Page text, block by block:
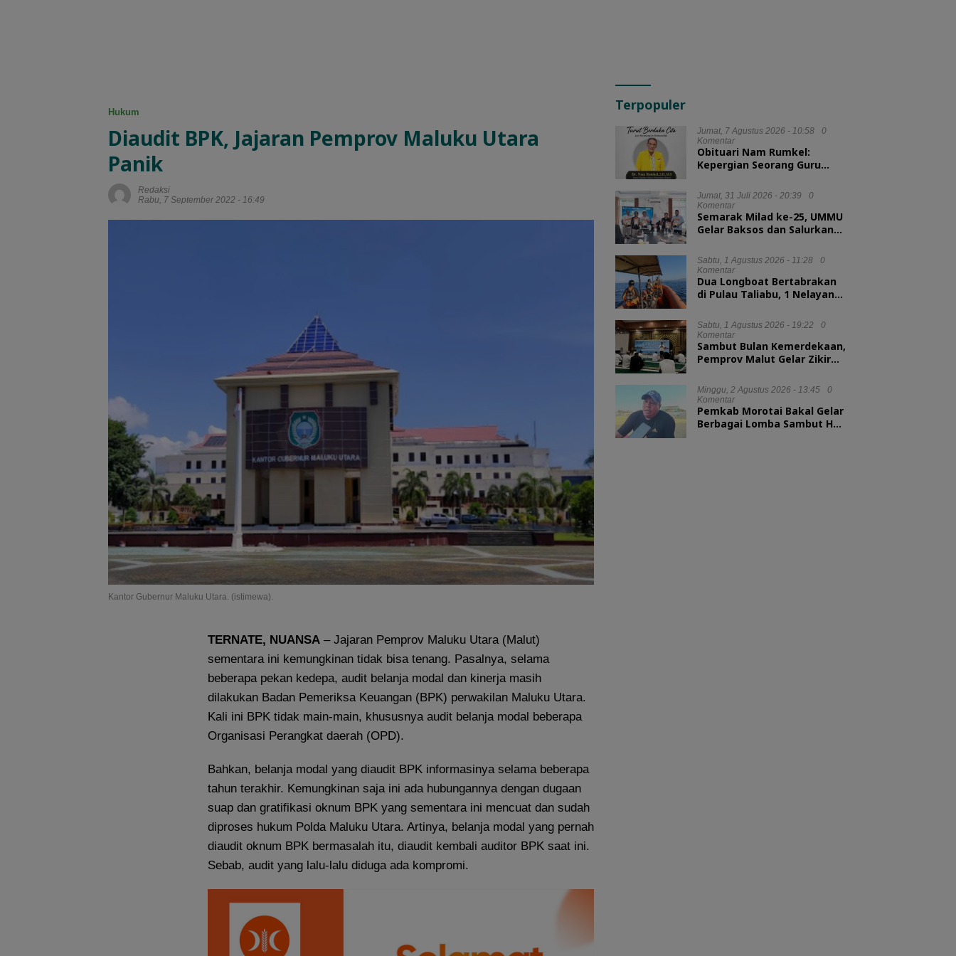
Hukum
Diaudit BPK, Jajaran Pemprov Maluku Utara
Panik
Redaksi
Rabu, 7 September 2022 - 16:49
Kantor Gubernur Maluku Utara. (istimewa).
TERNATE, NUANSA – Jajaran Pemprov Maluku Utara (Malut)
sementara ini kemungkinan tidak bisa tenang. Pasalnya, selama
beberapa pekan kedepa, audit belanja modal dan kinerja masih
dilakukan Badan Pemeriksa Keuangan (BPK) perwakilan Maluku Utara.
Kali ini BPK tidak main-main, khususnya audit belanja modal beberapa
Organisasi Perangkat daerah (OPD).
Bahkan, belanja modal yang diaudit BPK informasinya selama beberapa
tahun terakhir. Kemungkinan saja ini ada hubungannya dengan dugaan
suap dan gratifikasi oknum BPK yang sementara ini mencuat dan sudah
diproses hukum Polda Maluku Utara. Artinya, belanja modal yang pernah
diaudit oknum BPK bermasalah itu, diaudit kembali auditor BPK saat ini.
Sebab, audit yang lalu-lalu diduga ada kompromi.
Terpopuler
Jumat, 7 Agustus 2026 - 10:58
0
Komentar
Obituari Nam Rumkel:
Kepergian Seorang Guru
Kesederhanaan
Jumat, 31 Juli 2026 - 20:39
0
Komentar
Semarak Milad ke-25, UMMU
Gelar Baksos dan Salurkan
Mahasiswa Kurang Mampu
Sabtu, 1 Agustus 2026 - 11:28
0
Komentar
Dua Longboat Bertabrakan
di Pulau Taliabu, 1 Nelayan
Sabtu, 1 Agustus 2026 - 19:22
0
Komentar
Sambut Bulan Kemerdekaan,
Pemprov Malut Gelar Zikir
Minggu, 2 Agustus 2026 - 13:45
0
Komentar
Pemkab Morotai Bakal Gelar
Berbagai Lomba Sambut HUT